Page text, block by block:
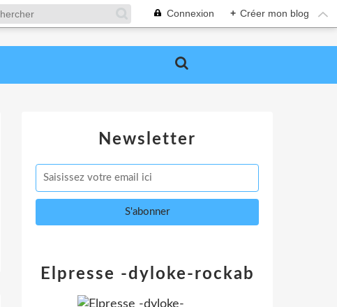
Connexion + Créer mon blog
Newsletter
Elpresse -dyloke-rockab